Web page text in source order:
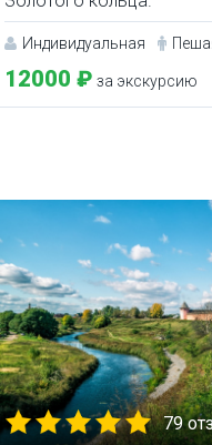
Индивидуальная
12000 ₽ за экскурсию
79